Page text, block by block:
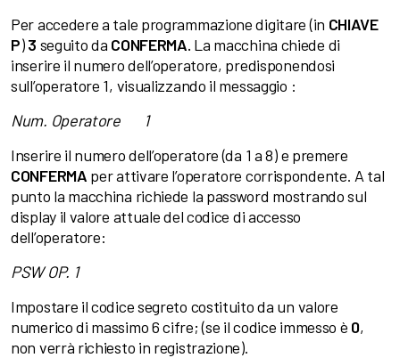
Per accedere a tale programmazione digitare (in CHIAVE
P)3 seguito da CONFERMA. La macchina chiede di
inserire il numero dell’operatore, predisponendosi
sull’operatore 1, visualizzando il messaggio :
Num. Operatore 1
Inserire il numero dell’operatore (da 1 a 8) e premere
CONFERMA per attivare l’operatore corrispondente. A tal
punto la macchina richiede la password mostrando sul
display il valore attuale del codice di accesso
dell’operatore:
PSW OP. 1
Impostare il codice segreto costituito da un valore
numerico di massimo 6 cifre; (se il codice immesso è 0,
non verrà richiesto in registrazione).